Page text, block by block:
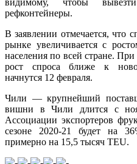
видимому, чтобы
рефконтейнеры.
В заявлении отмечается, что
рынке увеличивается с
населения по всей стране.
рост спроса ближе к
начнутся 12 февраля.
Чили — крупнейший
вишни в Чили длится с
Ассоциации экспортеров
сезоне 2020-21 будет на
примерно на 15,5 тысяч TEU.